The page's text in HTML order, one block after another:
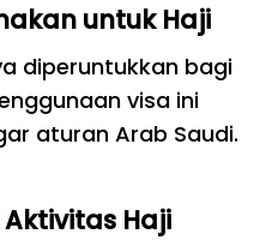
untuk Haji
diperuntukkan bagi
visa ini
aturan Arab Saudi.
Aktivitas Haji